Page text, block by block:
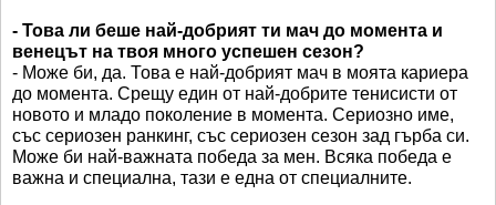
- Това ли беше най-добрият ти мач до момента и
венецът на твоя много успешен сезон?
- Може би, да. Това е най-добрият мач в моята кариера
до момента. Срещу един от най-добрите тенисисти от
новото и младо поколение в момента. Сериозно име,
със сериозен ранкинг, със сериозен сезон зад гърба си.
Може би най-важната победа за мен. Всяка победа е
важна и специална, тази е една от специалните.